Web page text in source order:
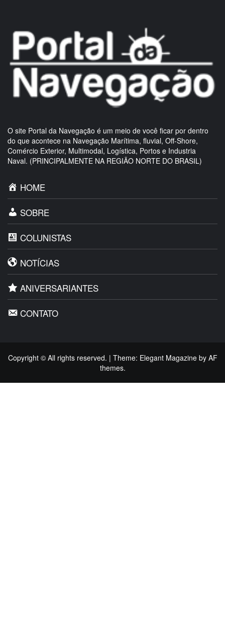
O site Portal da Navegação é um meio de você ficar por dentro
do que acontece na Navegação Marítima, fluvial, Off-Shore,
Comércio Exterior, Multimodal, Logística, Portos e Industria
Naval. (PRINCIPALMENTE NA REGIÃO NORTE DO BRASIL)
HOME
SOBRE
COLUNISTAS
NOTÍCIAS
ANIVERSARIANTES
CONTATO
Copyright © All rights reserved. | Theme: Elegant Magazineby AF
themes.